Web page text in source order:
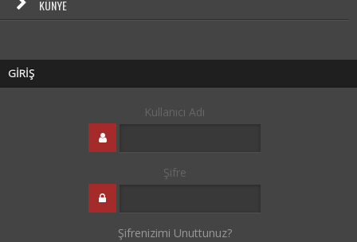
KÜNYE
GİRİŞ
Kullanıcı Adı
Şifre
Şifrenizimi Unuttunuz?